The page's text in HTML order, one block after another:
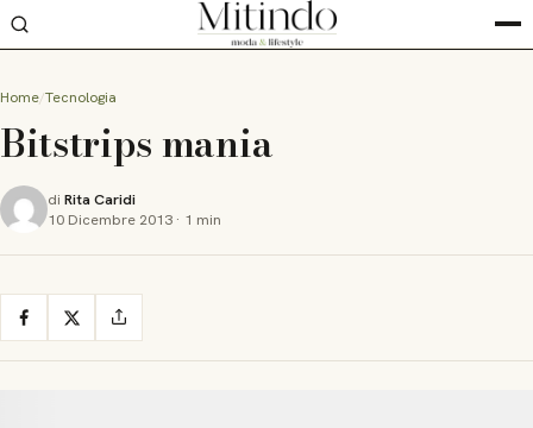
Home Tecnologia
Bitstrips mania
di Rita Caridi
10 Dicembre 2013 · 1 min